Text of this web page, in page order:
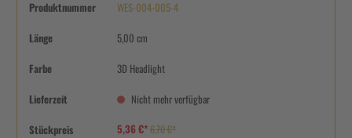
Produktnummer WES-004-005-4
Länge 5,00 cm
Farbe 3D Headlight
Lieferzeit Nicht mehr verfügbar
Stückpreis 5,36 €*6,70 €*